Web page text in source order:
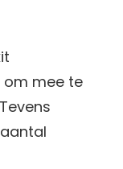
om mee te